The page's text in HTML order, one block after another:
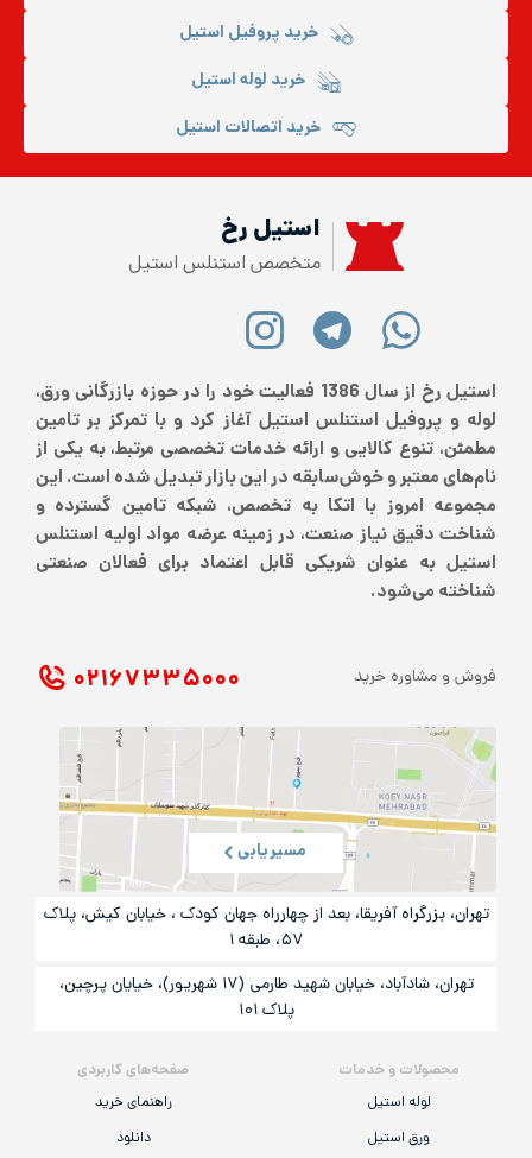
خرید پروفیل استیل
خرید لوله استیل
خرید اتصالات استیل
استیل رخ
متخصص استنلس استیل
استیل رخ از سال 1386 فعالیت خود را در حوزه بازرگانی ورق،
لوله و پروفیل استنلس استیل آغاز کرد و با تمرکز بر تامین
مطمئن، تنوع کالایی و ارائه خدمات تخصصی مرتبط، به یکی از
نام‌های معتبر و خوش‌سابقه در این بازار تبدیل شده است. این
مجموعه امروز با اتکا به تخصص، شبکه تامین گسترده و
شناخت دقیق نیاز صنعت، در زمینه عرضه مواد اولیه استنلس
استیل به عنوان شریکی قابل اعتماد برای فعالان صنعتی
شناخته می‌شود.
محصولات و خدمات
لوله استیل
ورق استیل
صفحه‌های کاربردی
راهنمای خرید
دانلود
فروش و مشاوره خرید ۰۲۱ ۶۷۳۳۵۰۰۰
مسیریابی
تهران، بزرگراه آفریقا، بعد از چهارراه جهان کودک ، خیابان کیش، پلاک
۵۷، طبقه ۱
تهران، شادآباد، خیابان شهید طارمی (۱۷ شهریور)، خیایان پرچین،
پلاک ۱۰۱